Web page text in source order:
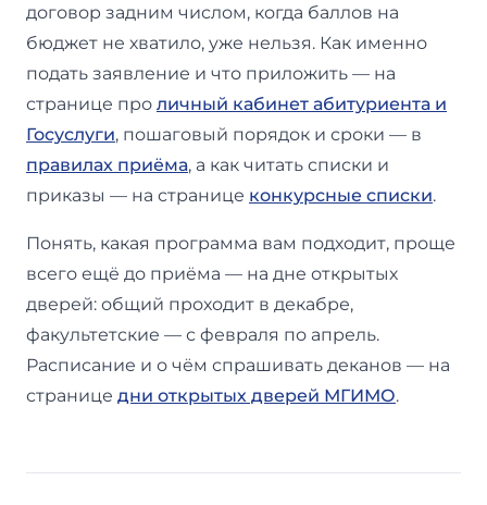
договор задним числом, когда баллов на
бюджет не хватило, уже нельзя. Как именно
подать заявление и что приложить — на
странице про личный кабинет абитуриента и
Госуслуги, пошаговый порядок и сроки — в
правилах приёма, а как читать списки и
приказы — на странице конкурсные списки.
Понять, какая программа вам подходит, проще
всего ещё до приёма — на дне открытых
дверей: общий проходит в декабре,
факультетские — с февраля по апрель.
Расписание и о чём спрашивать деканов — на
странице дни открытых дверей МГИМО.